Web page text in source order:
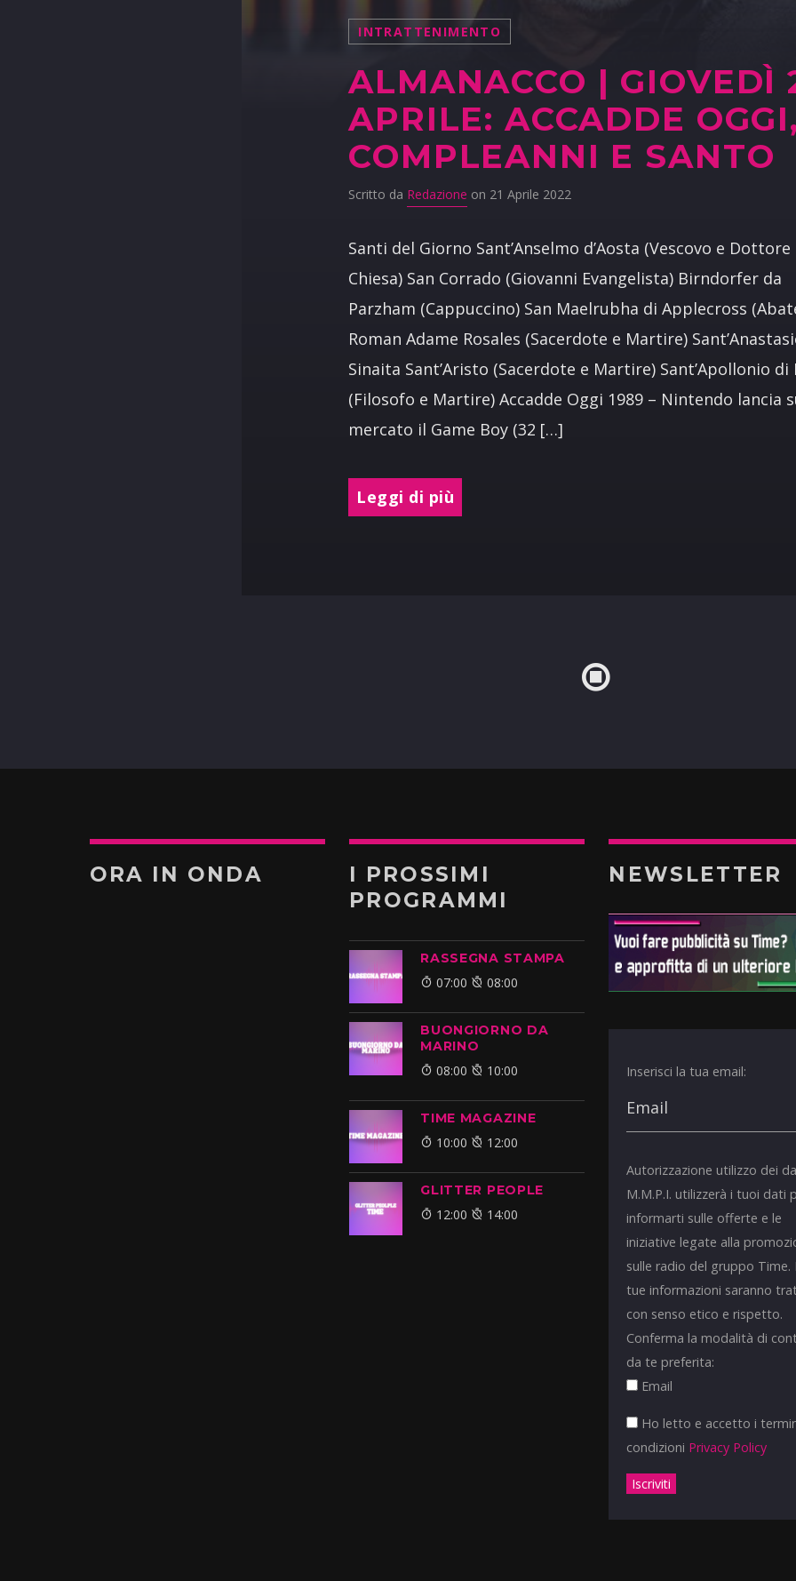
INTRATTENIMENTO
ALMANACCO | GIOVEDÌ
APRILE: ACCADDE
COMPLEANNI E SANTO
Scritto da Redazione on 21 Aprile 2022
Santi del Giorno Sant’Anselmo d’Aosta (Vescovo e
Chiesa) San Corrado (Giovanni Evangelista) Birndorfer da
Parzham (Cappuccino) San Maelrubha di Applecross
Roman Adame Rosales (Sacerdote e Martire)
Sinaita Sant’Aristo (Sacerdote e Martire) Sant’Apollonio di
(Filosofo e Martire) Accadde Oggi 1989 – Nintendo lancia
mercato il Game Boy (32 […]
Leggi di più
ORA IN ONDA
I PROSSIMI
PROGRAMMI
RASSEGNA STAMPA
07:00 08:00
BUONGIORNO DA
MARINO
08:00 10:00
TIME MAGAZINE
10:00 12:00
GLITTER PEOPLE
12:00 14:00
NEWSLETTER
Inserisci la tua email:
Autorizzazione utilizzo dei
M.M.P.I. utilizzerà i tuoi dati
informarti sulle offerte e le
iniziative legate alla
sulle radio del gruppo Time.
tue informazioni saranno
con senso etico e rispetto.
Conferma la modalità di
da te preferita:
Email
Ho letto e accetto i
condizioni Privacy Policy